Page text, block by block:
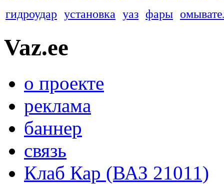
гидроудар установка уаз фары
Vaz.ee
о проекте
реклама
баннер
связь
Клаб Кар (ВАЗ 21011)